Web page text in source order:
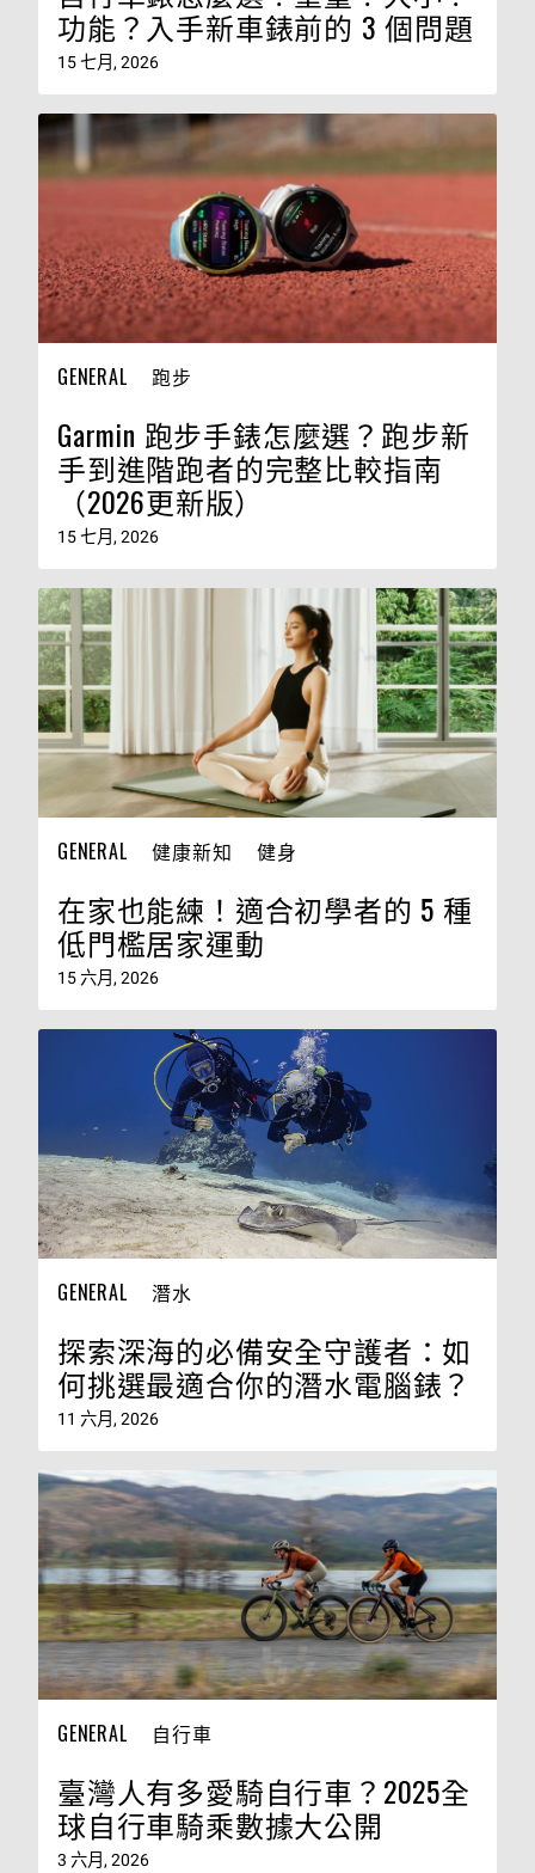
功能？入手新車錶前的 3 個問題
15 七月, 2026
GENERAL 跑步
Garmin 跑步手錶怎麼選？跑步新
手到進階跑者的完整比較指南
（2026更新版）
15 七月, 2026
GENERAL 健康新知 健身
在家也能練！適合初學者的 5 種
低門檻居家運動
15 六月, 2026
GENERAL 潛水
探索深海的必備安全守護者：如
何挑選最適合你的潛水電腦錶？
11 六月, 2026
GENERAL 自行車
臺灣人有多愛騎自行車？2025全
球自行車騎乘數據大公開
3 六月, 2026